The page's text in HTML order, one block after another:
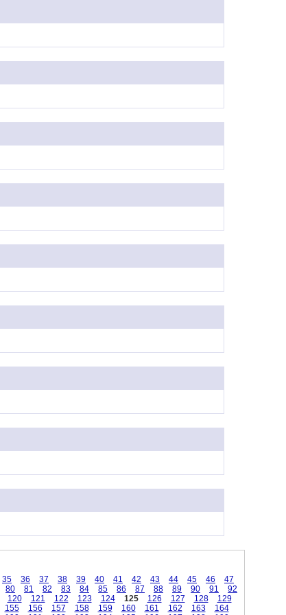
35 36 37 38 39 40 41 42 43 44 45 46
47
80 81 82 83 84 85 86 87 88 89 90 91
92
120 121 122 123 124 125 126 127 128
129
155 156 157 158 159 160 161 162 163
164